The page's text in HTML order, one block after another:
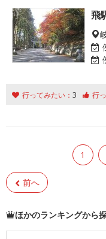
飛
行ってみたい： 3 行
前へ
1
ほかのランキングから